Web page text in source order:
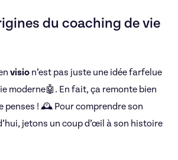
du coaching de vie
visio n’est pas juste une idée farfelue
moderne🤖. En fait, ça remonte bien
penses ! 🕰️ Pour comprendre son
jetons un coup d’œil à son histoire